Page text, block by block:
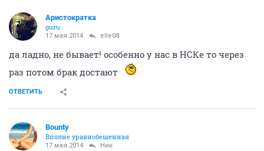
Аристократка
guru
17 мая 2014 elle08
да ладно, не бывает! особенно у нас в НСКе то через
раз потом брак достают
ОТВЕТИТЬ
Bounty
Вполне уравнобешенная
17 мая 2014 Ник